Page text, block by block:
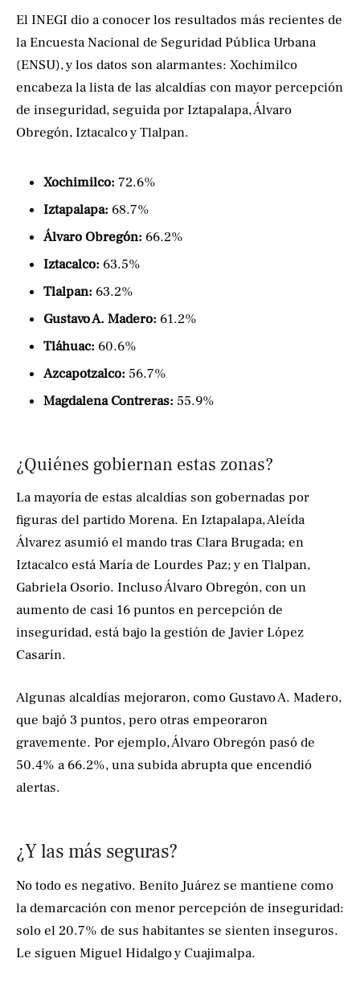
El INEGI dio a conocer los resultados más recientes de
la Encuesta Nacional de Seguridad Pública Urbana
(ENSU), y los datos son alarmantes: Xochimilco
encabeza la lista de las alcaldías con mayor percepción
de inseguridad, seguida por Iztapalapa, Álvaro
Obregón, Iztacalco y Tlalpan.
Xochimilco: 72.6%
Iztapalapa: 68.7%
Álvaro Obregón: 66.2%
Iztacalco: 63.5%
Tlalpan: 63.2%
Gustavo A. Madero: 61.2%
Tláhuac: 60.6%
Azcapotzalco: 56.7%
Magdalena Contreras: 55.9%
¿Quiénes gobiernan estas zonas?
La mayoría de estas alcaldías son gobernadas por
figuras del partido Morena. En Iztapalapa, Aleída
Álvarez asumió el mando tras Clara Brugada; en
Iztacalco está María de Lourdes Paz; y en Tlalpan,
Gabriela Osorio. Incluso Álvaro Obregón, con un
aumento de casi 16 puntos en percepción de
inseguridad, está bajo la gestión de Javier López
Casarín.
Algunas alcaldías mejoraron, como Gustavo A. Madero,
que bajó 3 puntos, pero otras empeoraron
gravemente. Por ejemplo, Álvaro Obregón pasó de
50.4% a 66.2%, una subida abrupta que encendió
alertas.
¿Y las más seguras?
No todo es negativo. Benito Juárez se mantiene como
la demarcación con menor percepción de inseguridad:
solo el 20.7% de sus habitantes se sienten inseguros.
Le siguen Miguel Hidalgo y Cuajimalpa.